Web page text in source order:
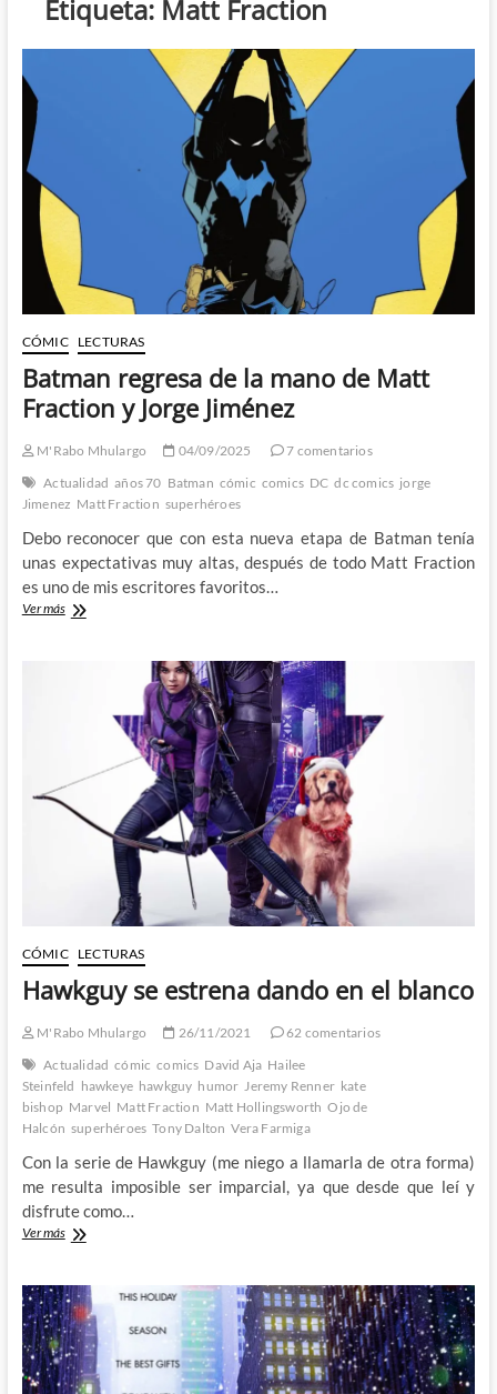
Etiqueta: Matt Fraction
CÓMIC LECTURAS
Batman regresa de la mano de Matt
Fraction y Jorge Jiménez
M'Rabo Mhulargo 04/09/2025
7 comentarios
Actualidad años 70 Batman cómic comics DC dc comics jorge
Jimenez Matt Fraction superhéroes
Debo reconocer que con esta nueva etapa de Batman tenía
unas expectativas muy altas, después de todo Matt Fraction
es uno de mis escritores favoritos…
Ver másBatman
Jorge
Jiménez
CÓMIC LECTURAS
Hawkguy se estrena dando en el blanco
M'Rabo Mhulargo 26/11/2021
62 comentarios
Actualidad cómic comics David Aja Hailee
Steinfeld hawkeye hawkguy humor Jeremy Renner kate
bishop Marvel Matt Fraction Matt Hollingsworth Ojo de
Halcón superhéroes Tony Dalton Vera Farmiga
Con la serie de Hawkguy (me niego a llamarla de otra forma)
me resulta imposible ser imparcial, ya que desde que leí y
disfrute como…
Ver másHawkguy
dando
en
el
blanco